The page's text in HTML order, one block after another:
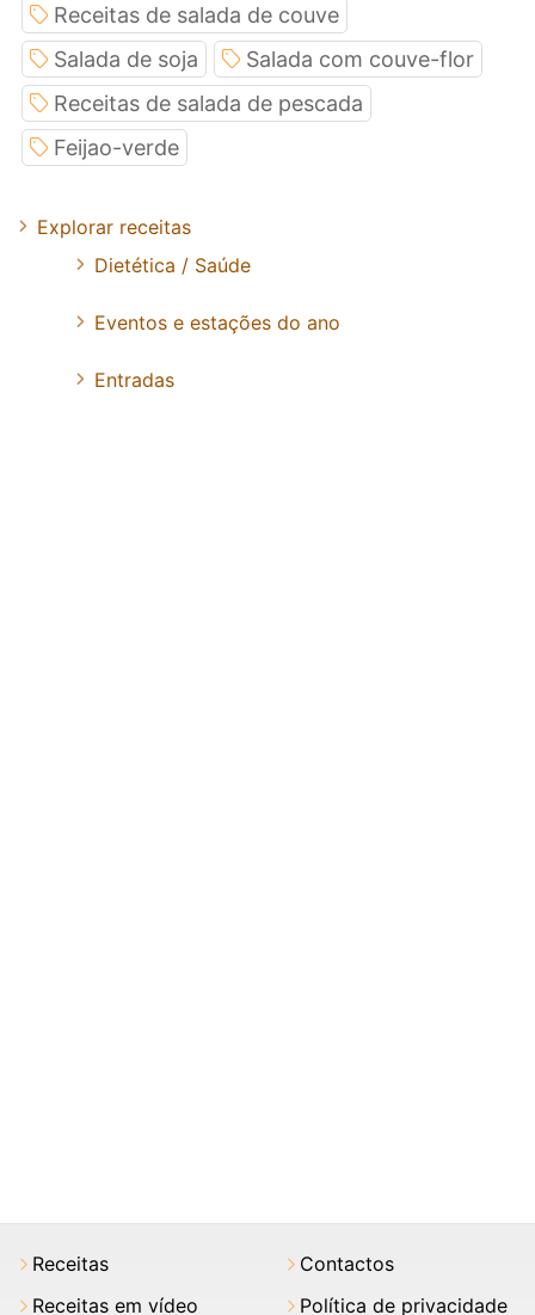
Receitas de salada de couve
Salada de soja
Salada com couve-flor
Receitas de salada de pescada
Feijao-verde
Explorar receitas
Dietética / Saúde
Eventos e estações do ano
Entradas
Receitas
Receitas em vídeo
Contactos
Política de privacidade